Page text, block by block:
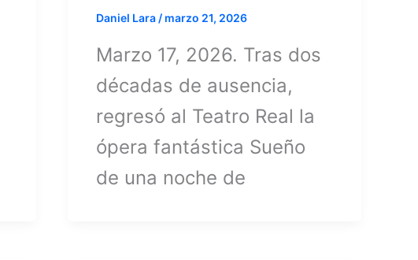
Daniel Lara / marzo 21, 2026
Marzo 17, 2026. Tras dos
décadas de ausencia,
regresó al Teatro Real la
ópera fantástica Sueño
de una noche de